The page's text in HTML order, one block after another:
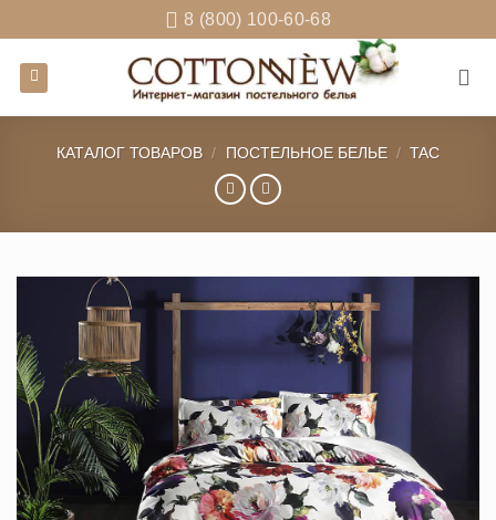
to
content
8 (800) 100-60-68
КАТАЛОГ ТОВАРОВ / ПОСТЕЛЬНОЕ БЕЛЬЕ / TAC